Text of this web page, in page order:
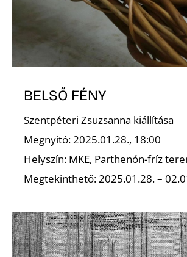
BELSŐ FÉNY
Szentpéteri Zsuzsanna kiállítása
Megnyitó: 2025.01.28., 18:00
Helyszín: MKE, Parthenón-fríz
Megtekinthető: 2025.01.28. –